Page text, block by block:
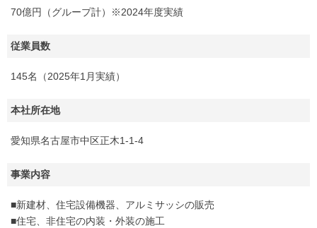
70億円（グループ計）※2024年度実績
従業員数
145名（2025年1月実績）
本社所在地
愛知県名古屋市中区正木1-1-4
事業内容
■新建材、住宅設備機器、アルミサッシの販売
■住宅、非住宅の内装・外装の施工